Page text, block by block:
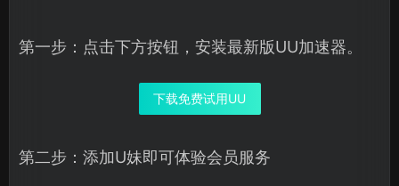
第一步：点击下方按钮，安装最新版UU加速器。
下载免费试用UU
第二步：添加U妹即可体验会员服务